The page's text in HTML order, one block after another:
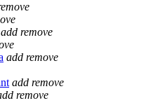
add remove
add remove
add remove
remove